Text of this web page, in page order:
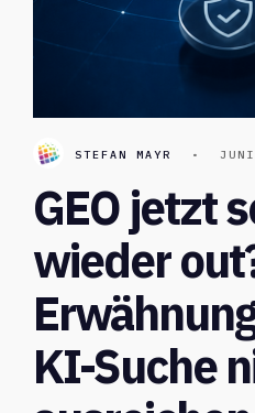
STEFAN MAYR •
GEO jetzt
wieder
KI-Suche